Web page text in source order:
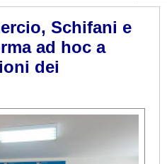
Schifani e
ad hoc a
dei